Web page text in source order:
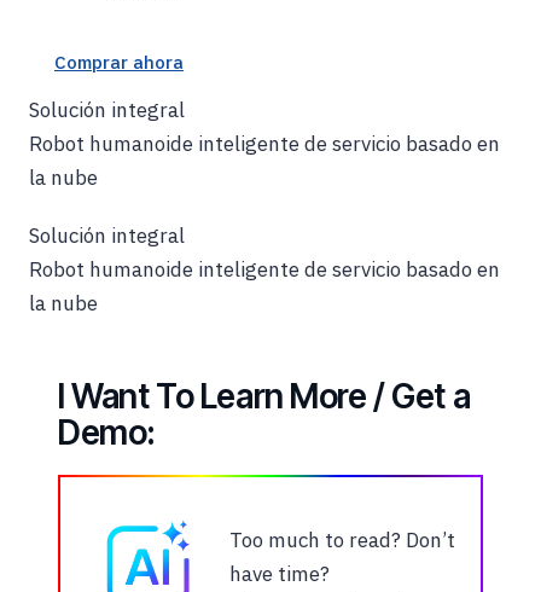
Comprar ahora
Solución integral
Robot humanoide inteligente de servicio basado en
la nube
Solución integral
Robot humanoide inteligente de servicio basado en
la nube
I Want To Learn More / Get a
Demo:
Too much to read? Don’t
have time?